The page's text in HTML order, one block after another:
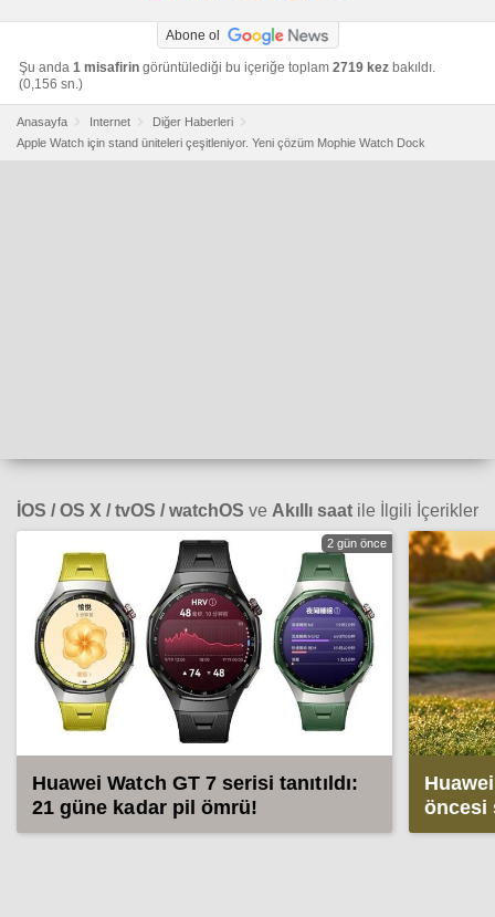
Abone ol
Şu anda 1 misafirin görüntülediği bu içeriğe toplam 2719 kez bakıldı.
(0,156 sn.)
Anasayfa Internet
Diğer Haberleri
Apple Watch için stand üniteleri çeşitleniyor. Yeni çözüm Mophie Watch Dock
İOS / OS X / tvOS / watchOS ve Akıllı saat ile İlgili İçerikler
2 gün önce
Huawei Watch GT 7 serisi tanıtıldı:
21 güne kadar pil ömrü!
öncesi
ortaya